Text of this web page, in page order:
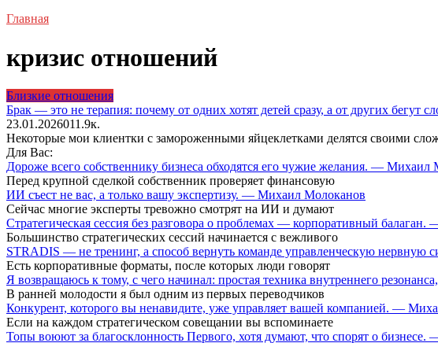
Главная
кризис отношений
Близкие отношения
Брак — это не терапия: почему от одних хотят детей сразу, а от других бегут
23.01.2026011.9к.
Некоторые мои клиентки с замороженными яйцеклетками делятся своими
Для Вас:
Дороже всего собственнику бизнеса обходятся его чужие желания. — Михаил
Перед крупной сделкой собственник проверяет финансовую
ИИ съест не вас, а только вашу экспертизу. — Михаил Молоканов
Сейчас многие эксперты тревожно смотрят на ИИ и думают
Стратегическая сессия без разговора о проблемах — корпоративный
Большинство стратегических сессий начинается с вежливого
STRADIS — не тренинг, а способ вернуть команде управленческую
Есть корпоративные форматы, после которых люди говорят
Я возвращаюсь к тому, с чего начинал: простая техника внутреннего
В ранней молодости я был одним из первых переводчиков
Конкурент, которого вы ненавидите, уже управляет вашей компанией. —
Если на каждом стратегическом совещании вы вспоминаете
Топы воюют за благосклонность Первого, хотя думают, что спорят о